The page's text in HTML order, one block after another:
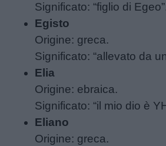
Significato: “figlio di
Egisto
Origine: greca.
Significato: “allevato da
Elia
Origine: ebraica.
Significato: “il mio dio è
Eliano
Origine: greca.